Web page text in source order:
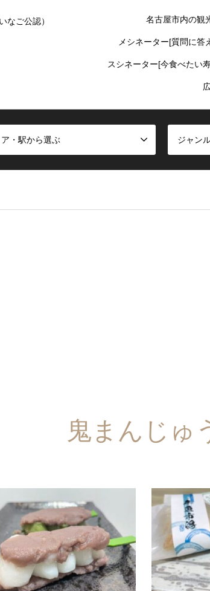
なご公認） 名古屋市内の観
メシネーター[質問に答
スシネーター[今食べたい
・駅から選ぶ ジャン
鬼まんじゅ